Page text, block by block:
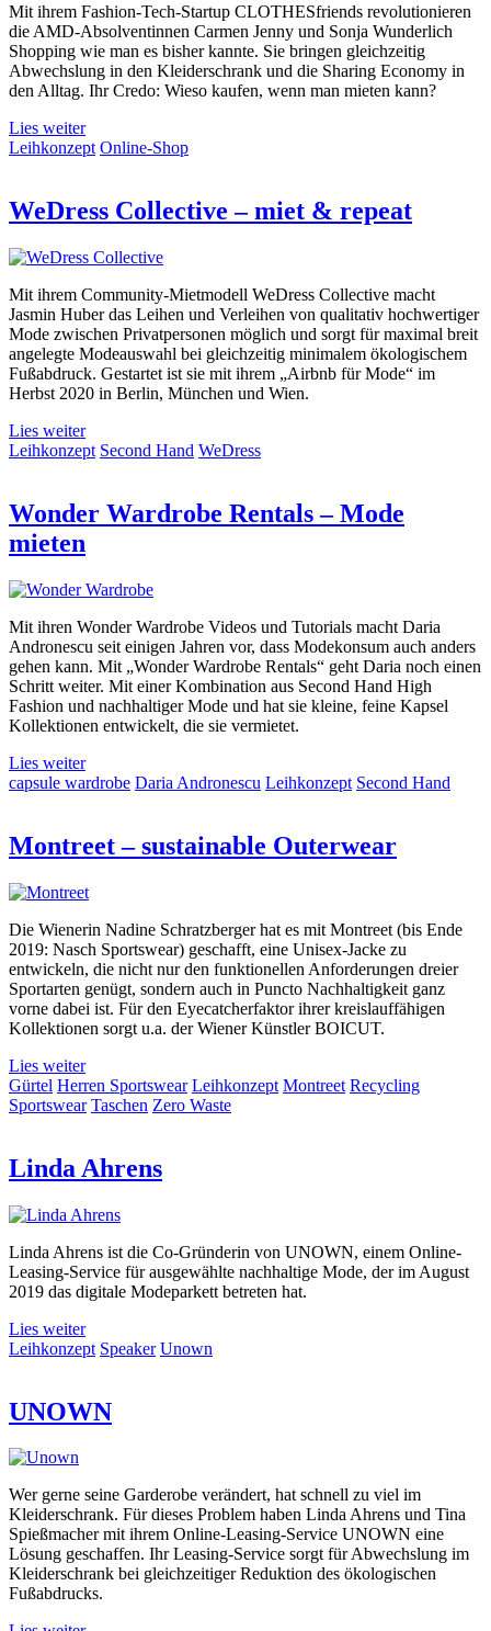
Mit ihrem Fashion-Tech-Startup CLOTHESfriends revolutionieren
die AMD-Absolventinnen Carmen Jenny und Sonja Wunderlich
Shopping wie man es bisher kannte. Sie bringen gleichzeitig
Abwechslung in den Kleiderschrank und die Sharing Economy in
den Alltag. Ihr Credo: Wieso kaufen, wenn man mieten kann?
Lies weiter
Leihkonzept Online-Shop
WeDress Collective – miet & repeat
Mit ihrem Community-Mietmodell WeDress Collective macht
Jasmin Huber das Leihen und Verleihen von qualitativ hochwertiger
Mode zwischen Privatpersonen möglich und sorgt für maximal breit
angelegte Modeauswahl bei gleichzeitig minimalem ökologischem
Fußabdruck. Gestartet ist sie mit ihrem „Airbnb für Mode“ im
Herbst 2020 in Berlin, München und Wien.
Lies weiter
Leihkonzept Second Hand WeDress
Wonder Wardrobe Rentals – Mode
mieten
Mit ihren Wonder Wardrobe Videos und Tutorials macht Daria
Andronescu seit einigen Jahren vor, dass Modekonsum auch anders
gehen kann. Mit „Wonder Wardrobe Rentals“ geht Daria noch einen
Schritt weiter. Mit einer Kombination aus Second Hand High
Fashion und nachhaltiger Mode und hat sie kleine, feine Kapsel
Kollektionen entwickelt, die sie vermietet.
Lies weiter
capsule wardrobe Daria Andronescu Leihkonzept Second Hand
Montreet – sustainable Outerwear
Die Wienerin Nadine Schratzberger hat es mit Montreet (bis Ende
2019: Nasch Sportswear) geschafft, eine Unisex-Jacke zu
entwickeln, die nicht nur den funktionellen Anforderungen dreier
Sportarten genügt, sondern auch in Puncto Nachhaltigkeit ganz
vorne dabei ist. Für den Eyecatcherfaktor ihrer kreislauffähigen
Kollektionen sorgt u.a. der Wiener Künstler BOICUT.
Lies weiter
Gürtel Herren Sportswear Leihkonzept Montreet Recycling
Sportswear Taschen Zero Waste
Linda Ahrens
Linda Ahrens ist die Co-Gründerin von UNOWN, einem Online-
Leasing-Service für ausgewählte nachhaltige Mode, der im August
2019 das digitale Modeparkett betreten hat.
Lies weiter
Leihkonzept Speaker Unown
UNOWN
Wer gerne seine Garderobe verändert, hat schnell zu viel im
Kleiderschrank. Für dieses Problem haben Linda Ahrens und Tina
Spießmacher mit ihrem Online-Leasing-Service UNOWN eine
Lösung geschaffen. Ihr Leasing-Service sorgt für Abwechslung im
Kleiderschrank bei gleichzeitiger Reduktion des ökologischen
Fußabdrucks.